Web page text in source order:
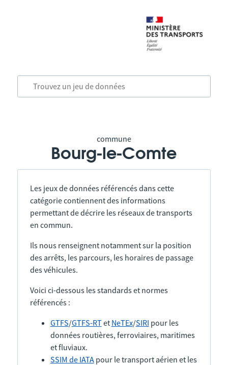
commune
Bourg-le-Comte
Les jeux de données référencés dans cette
catégorie contiennent des informations
permettant de décrire les réseaux de transports
en commun.
Ils nous renseignent notamment sur la position
des arrêts, les parcours, les horaires de passage
des véhicules.
Voici ci-dessous les standards et normes
référencés :
GTFS/GTFS-RTet NeTEx/SIRI pour les
données routières, ferroviaires, maritimes
et fluviaux.
SSIM de IATApour le transport aérien et les